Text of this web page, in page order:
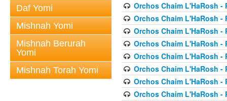
Daf Yomi
Mishnah Yomi
Mishnah Berurah
Yomi
Mishnah Torah Yomi
Orchos Chaim L'HaRosh -
Orchos Chaim L'HaRosh -
Orchos Chaim L'HaRosh -
Orchos Chaim L'HaRosh -
Orchos Chaim L'HaRosh -
Orchos Chaim L'HaRosh -
Orchos Chaim L'HaRosh -
Orchos Chaim L'HaRosh -